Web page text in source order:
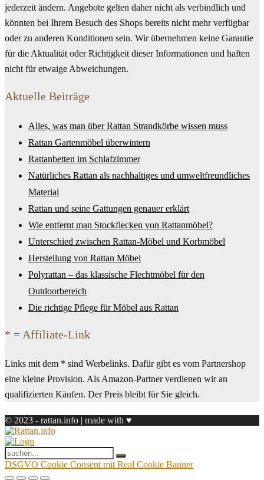
jederzeit ändern. Angebote gelten daher nicht als verbindlich und
könnten bei Ihrem Besuch des Shops bereits nicht mehr verfügbar
oder zu anderen Konditionen sein. Wir übernehmen keine Garantie
für die Aktualität oder Richtigkeit dieser Informationen und haften
nicht für etwaige Abweichungen.
Aktuelle Beiträge
Alles, was man über Rattan Strandkörbe wissen muss
Rattan Gartenmöbel überwintern
Rattanbetten im Schlafzimmer
Natürliches Rattan als nachhaltiges und umweltfreundliches
Material
Rattan und seine Gattungen genauer erklärt
Wie entfernt man Stockflecken von Rattanmöbel?
Unterschied zwischen Rattan-Möbel und Korbmöbel
Herstellung von Rattan Möbel
Polyrattan – das klassische Flechtmöbel für den
Outdoorbereich
Die richtige Pflege für Möbel aus Rattan
* = Affiliate-Link
Links mit dem * sind Werbelinks. Dafür gibt es vom Partnershop
eine kleine Provision. Als Amazon-Partner verdienen wir an
qualifizierten Käufen. Der Preis bleibt für Sie gleich.
© 2023 - rattan.info | made with ♥
DSGVO Cookie Consent mit Real Cookie Banner